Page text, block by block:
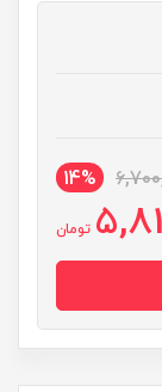
14%
تومان